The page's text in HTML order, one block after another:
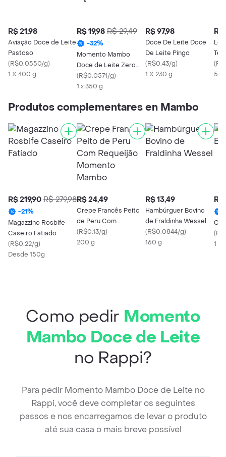
R$ 21,98
Aviação Doce de Leite
Pastoso
(R$0.0550/g)
1 X 400 g
R$ 19,98 R$ 29,49
-32%
Momento Mambo
Doce de Leite Zero
Açúcar
(R$0.0571/g)
1 x 350 g
R$ 97,98
Doce De Leite Doce
De Leite Pingo
(R$0.43/g)
1 X 230 g
R$
(
Produtos complementares en Mambo
R$ 219,90 R$ 279,98
-21%
Magazzino Rosbife
Caseiro Fatiado
(R$0.22/g)
Desde 150g
R$ 24,49
Crepe Francês Peito
de Peru Com
Requeijão Momento
Mambo
(R$0.13/g)
200 g
R$ 13,49
Hambúrguer Bovino
de Fraldinha Wessel
(R$0.0844/g)
160 g
R$
(
1
Como pedir Momento
Mambo Doce de Leite
no Rappi?
Para pedir Momento Mambo Doce de Leite no
Rappi, você deve completar os seguintes
passos e nos encarregamos de levar o produto
até sua casa o mais breve possível